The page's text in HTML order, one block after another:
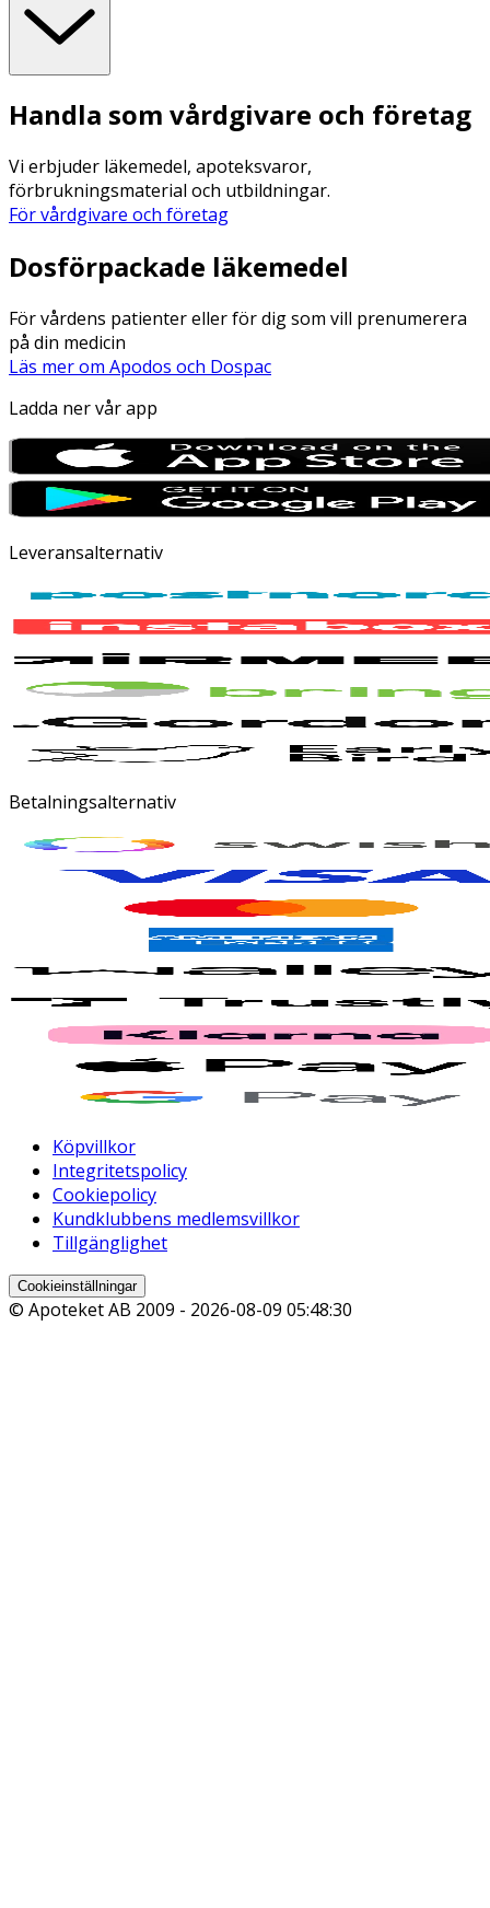
Handla som vårdgivare och företag
Vi erbjuder läkemedel, apoteksvaror,
förbrukningsmaterial och utbildningar.
För vårdgivare och företag
Dosförpackade läkemedel
För vårdens patienter eller för dig som vill prenumerera
på din medicin
Läs mer om Apodos och Dospac
Ladda ner vår app
Leveransalternativ
Betalningsalternativ
Köpvillkor
Integritetspolicy
Cookiepolicy
Kundklubbens medlemsvillkor
Tillgänglighet
Cookieinställningar
© Apoteket AB 2009 - 2026-08-09 05:48:30